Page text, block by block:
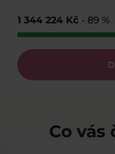
1 344 224 Kč - 89 %
Co vás